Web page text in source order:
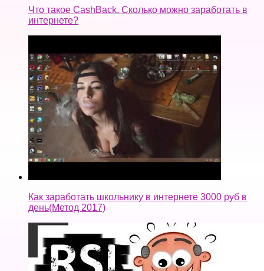
Что такое CashBack. Сколько можно заработать в
интернете?
Как заработать школьнику в интернете 3000 руб в
день(Метод 2017)